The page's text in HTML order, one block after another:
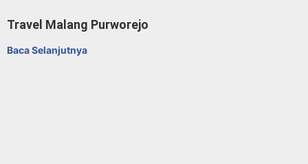
Travel Malang Purworejo
Baca Selanjutnya